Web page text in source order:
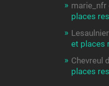
marie_nfr
places
et places
Chevreul
places